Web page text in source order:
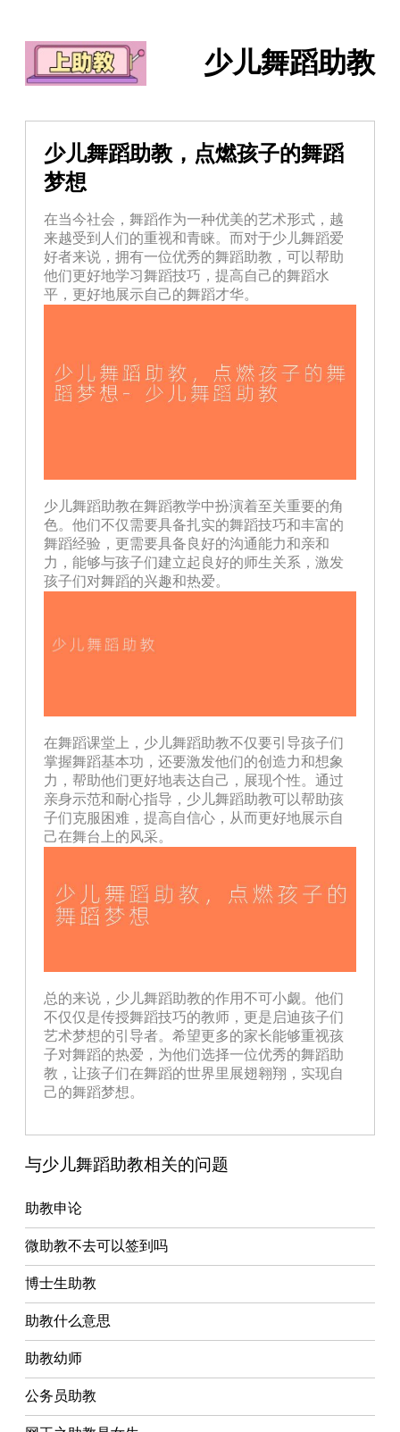
少儿舞蹈助教
少儿舞蹈助教，点燃孩子的舞蹈
梦想
在当今社会，舞蹈作为一种优美的艺术形式，越
来越受到人们的重视和青睐。而对于少儿舞蹈爱
好者来说，拥有一位优秀的舞蹈助教，可以帮助
他们更好地学习舞蹈技巧，提高自己的舞蹈水
平，更好地展示自己的舞蹈才华。
少儿舞蹈助教在舞蹈教学中扮演着至关重要的角
色。他们不仅需要具备扎实的舞蹈技巧和丰富的
舞蹈经验，更需要具备良好的沟通能力和亲和
力，能够与孩子们建立起良好的师生关系，激发
孩子们对舞蹈的兴趣和热爱。
在舞蹈课堂上，少儿舞蹈助教不仅要引导孩子们
掌握舞蹈基本功，还要激发他们的创造力和想象
力，帮助他们更好地表达自己，展现个性。通过
亲身示范和耐心指导，少儿舞蹈助教可以帮助孩
子们克服困难，提高自信心，从而更好地展示自
己在舞台上的风采。
总的来说，少儿舞蹈助教的作用不可小觑。他们
不仅仅是传授舞蹈技巧的教师，更是启迪孩子们
艺术梦想的引导者。希望更多的家长能够重视孩
子对舞蹈的热爱，为他们选择一位优秀的舞蹈助
教，让孩子们在舞蹈的世界里展翅翱翔，实现自
己的舞蹈梦想。
与少儿舞蹈助教相关的问题
助教申论
微助教不去可以签到吗
博士生助教
助教什么意思
助教幼师
公务员助教